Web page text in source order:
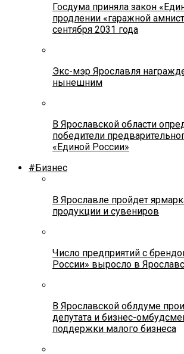
Госдума приняла закон
продлении «гаражной
сентября 2031 года
Экс-мэр Ярославля
нынешним
В Ярославской области
победители
«Единой России»
#Бизнес
В Ярославле пройдет
продукции и сувениров
Число предприятий с
России» выросло в
В Ярославской облдуме
депутата и бизнес-
поддержки малого бизнеса